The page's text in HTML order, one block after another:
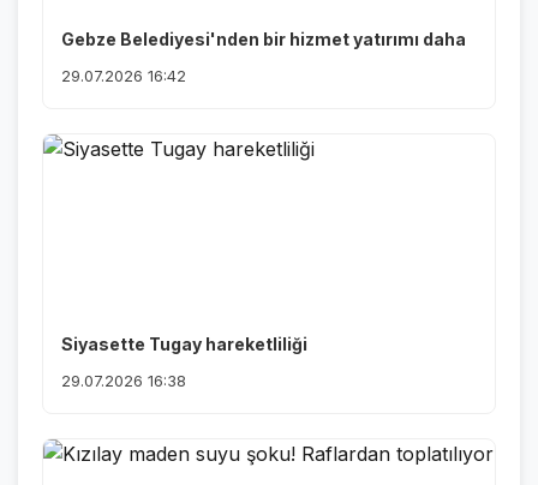
Gebze Belediyesi'nden bir hizmet yatırımı daha
29.07.2026 16:42
Siyasette Tugay hareketliliği
29.07.2026 16:38